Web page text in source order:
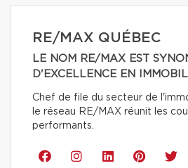
RE/MAX QUÉBEC
LE NOM RE/MAX EST
D'EXCELLENCE EN
Chef de file du secteur de
le réseau RE/MAX réunit les
performants.